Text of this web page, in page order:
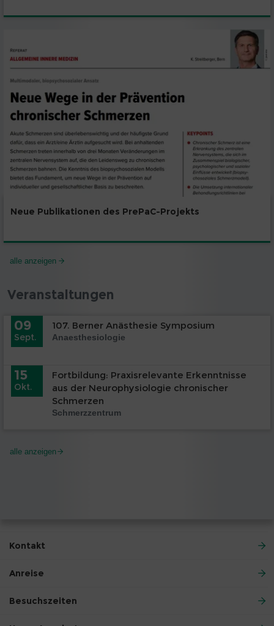
Neue Publikationen des PrePaC-Projekts
alle anzeigen
Veranstaltungen
09
Sept.
107. Berner Anästhesie Symposium
Anaesthesiologie
15
Okt.
Fortbildung: Praxisrelevante Erkenntnisse
aus der Neurophysiologie chronischer
Schmerzen
Schmerzzentrum
alle anzeigen
Kontakt
Anreise
Besuchszeiten